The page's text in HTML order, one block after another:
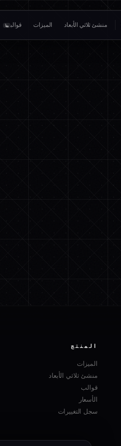
منشئ ثلاثي الأبعاد الميزات قوالب بيتا
المنتج
الميزات
منشئ ثلاثي الأبعاد
قوالب
الأسعار
سجل التغييرات